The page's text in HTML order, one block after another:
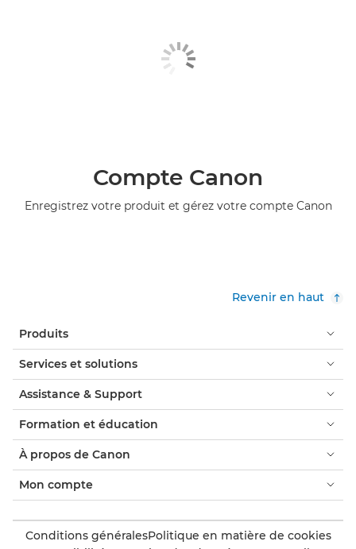
Compte Canon
Enregistrez votre produit et gérez votre compte Canon
Revenir en haut
Produits
Services et solutions
Assistance & Support
Formation et éducation
À propos de Canon
Mon compte
Conditions généralesPolitique en matière de cookies